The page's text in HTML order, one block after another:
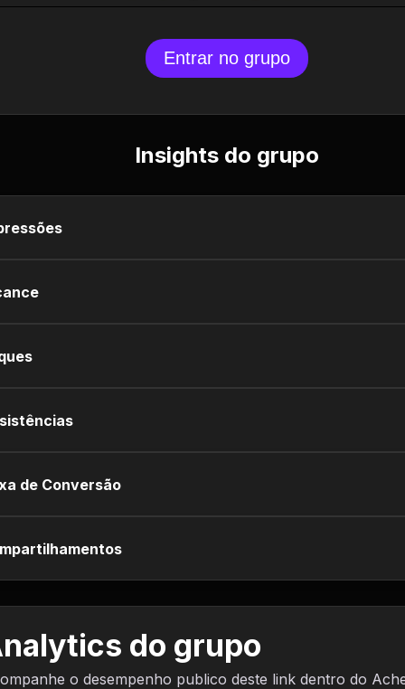
Entrar no grupo
Insights do grupo
de Conversão
do grupo
o desempenho publico deste link dentro do